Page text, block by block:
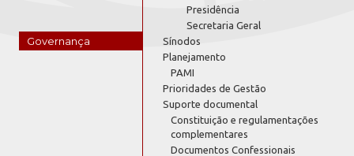
Governança
Presidência
Secretaria Geral
Sínodos
Planejamento
PAMI
Prioridades de Gestão
Suporte documental
Constituição e regulamentações
complementares
Documentos Confessionais